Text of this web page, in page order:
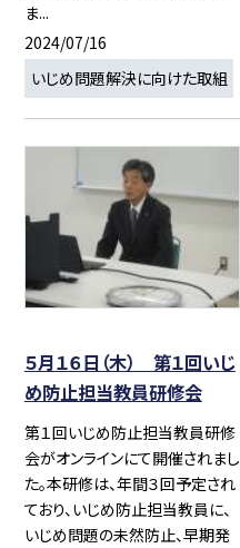
ま...
2024/07/16
いじめ問題解決に向けた取組
５月１６日（木） 第１回いじ
め防止担当教員研修会
第１回いじめ防止担当教員研修
会がオンラインにて開催されまし
た。本研修は、年間３回予定され
ており、いじめ防止担当教員に、
いじめ問題の未然防止、早期発